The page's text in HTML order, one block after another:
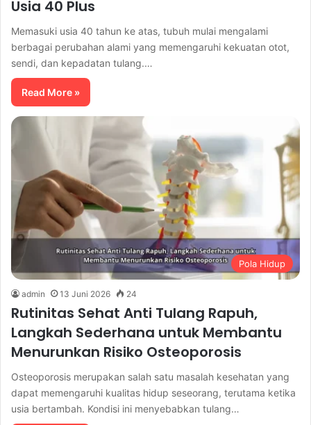
Usia 40 Plus
Memasuki usia 40 tahun ke atas, tubuh mulai mengalami
berbagai perubahan alami yang memengaruhi kekuatan otot,
sendi, dan kepadatan tulang.…
Read More »
Pola Hidup
admin 13 Juni 2026 24
Rutinitas Sehat Anti Tulang Rapuh,
Langkah Sederhana untuk Membantu
Menurunkan Risiko Osteoporosis
Osteoporosis merupakan salah satu masalah kesehatan yang
dapat memengaruhi kualitas hidup seseorang, terutama ketika
usia bertambah. Kondisi ini menyebabkan tulang…